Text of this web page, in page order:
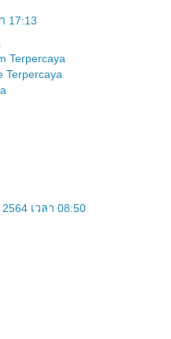
17:13
Terpercaya
Terpercaya
เวลา 08:50